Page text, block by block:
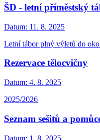
ŠD - letní příměstský
Datum: 11. 8. 2025
Letní tábor plný výletů do
Rezervace tělocvičny
Datum: 4. 8. 2025
2025/2026
Seznam sešitů a
Datum: 1. 8. 2025